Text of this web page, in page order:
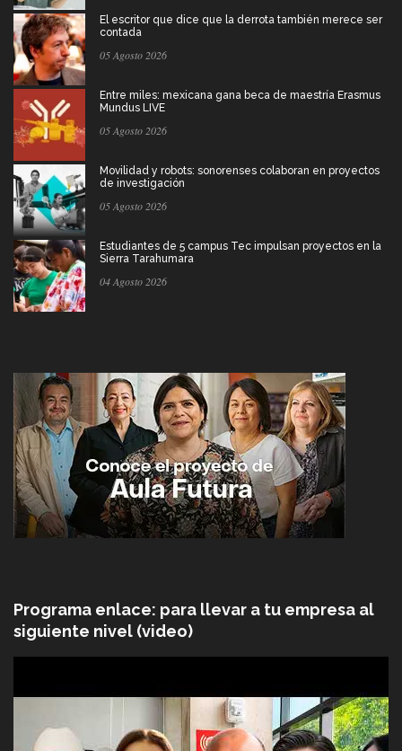
El escritor que dice que la derrota también merece ser
contada
05 Agosto 2026
Entre miles: mexicana gana beca de maestría Erasmus
Mundus LIVE
05 Agosto 2026
Movilidad y robots: sonorenses colaboran en proyectos
de investigación
05 Agosto 2026
Estudiantes de 5 campus Tec impulsan proyectos en la
Sierra Tarahumara
04 Agosto 2026
Programa enlace: para llevar a tu empresa al
siguiente nivel (video)